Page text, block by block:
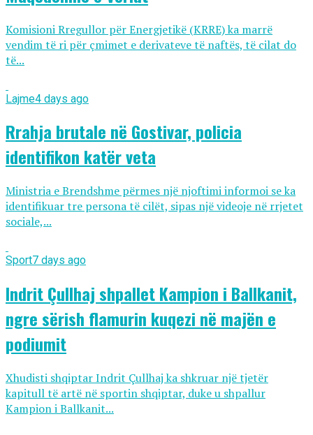
Komisioni Rregullor për Energjetikë (KRRE) ka marrë
vendim të ri për çmimet e derivateve të naftës, të cilat do
të...
Lajme4 days ago
Rrahja brutale në Gostivar, policia
identifikon katër veta
Ministria e Brendshme përmes një njoftimi informoi se ka
identifikuar tre persona të cilët, sipas një videoje në rrjetet
sociale,...
Sport7 days ago
Indrit Çullhaj shpallet Kampion i Ballkanit,
ngre sërish flamurin kuqezi në majën e
podiumit
Xhudisti shqiptar Indrit Çullhaj ka shkruar një tjetër
kapitull të artë në sportin shqiptar, duke u shpallur
Kampion i Ballkanit...